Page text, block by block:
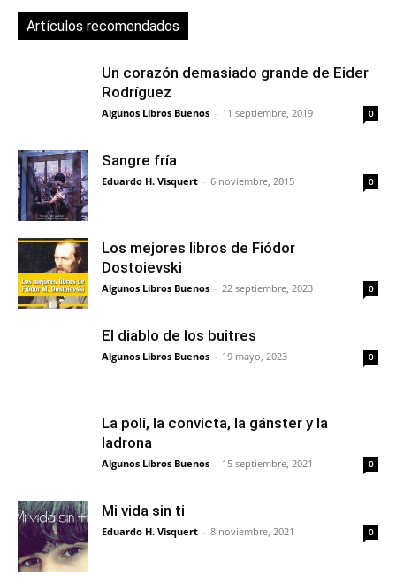
Artículos recomendados
Un corazón demasiado grande de Eider
Rodríguez
Algunos Libros Buenos - 11 septiembre, 2019 0
Sangre fría
Eduardo H. Visquert - 6 noviembre, 2015 0
Los mejores libros de Fiódor
Dostoievski
Algunos Libros Buenos - 22 septiembre, 2023 0
El diablo de los buitres
Algunos Libros Buenos - 19 mayo, 2023 0
La poli, la convicta, la gánster y la
ladrona
Algunos Libros Buenos - 15 septiembre, 2021 0
Mi vida sin ti
Eduardo H. Visquert - 8 noviembre, 2021 0